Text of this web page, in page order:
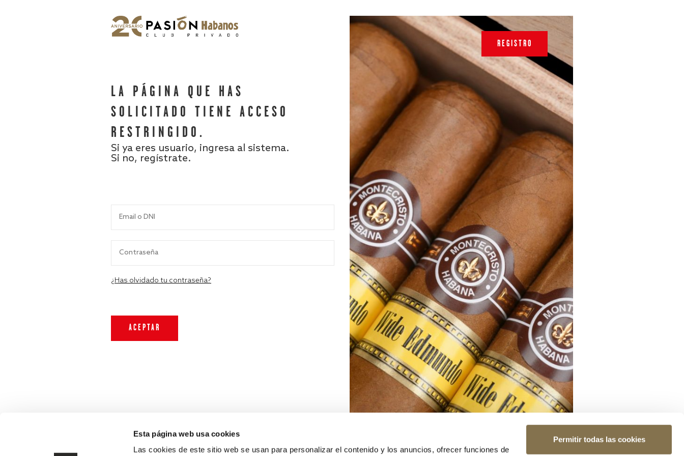
Esta página web usa cookies
Las cookies de este sitio web se usan para personalizar el contenido y los anuncios, ofrecer funciones de
Permitir todas las cookies
LA PÁGINA QUE HAS
SOLICITADO TIENE ACCESO
RESTRINGIDO.
Si ya eres usuario, ingresa al sistema.
Si no, regístrate.
¿Has olvidado tu contraseña?
REGISTRO